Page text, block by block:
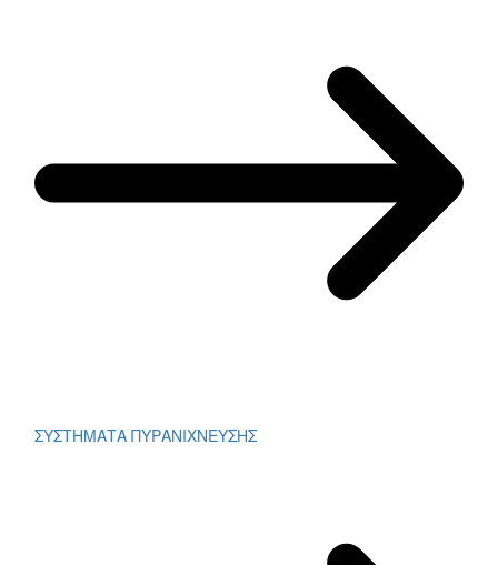
ΣΥΣΤΗΜΑΤΑ ΠΥΡΑΝΙΧΝΕΥΣΗΣ